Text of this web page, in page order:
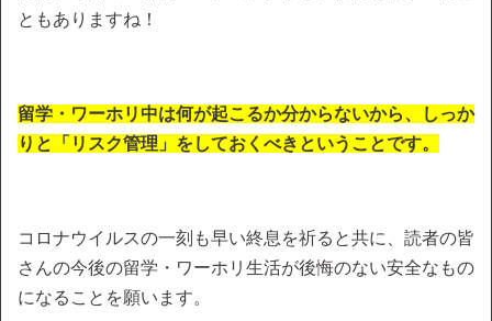
ともありますね！
留学・ワーホリ中は何が起こるか分からないから、しっか
りと「リスク管理」をしておくべきということです。
コロナウイルスの一刻も早い終息を祈ると共に、読者の皆
さんの今後の留学・ワーホリ生活が後悔のない安全なもの
になることを願います。